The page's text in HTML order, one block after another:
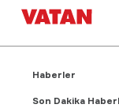
Haberler
Son Dakika